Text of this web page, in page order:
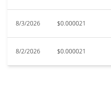
8/3/2026 $0.000021
8/2/2026 $0.000021